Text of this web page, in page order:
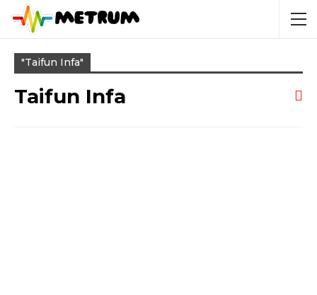
"taifun Infa"
Taifun Infa